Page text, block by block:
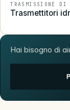
TRASMISSIONE DI
Trasmettitori
Hai bisogno di